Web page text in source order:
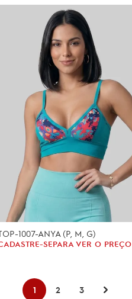
1007-ANYA (P, M, G)
SEPARA VER O PREÇO
1 2 3